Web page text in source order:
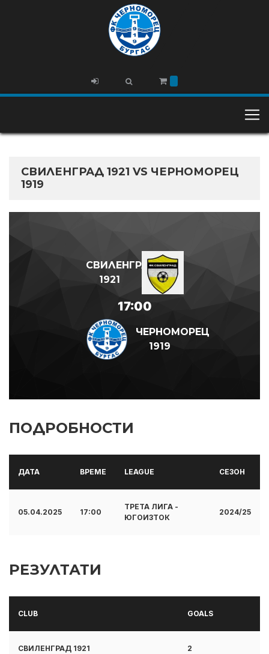
СВИЛЕНГРАД 1921 VS ЧЕРНОМОРЕЦ
1919
СВИЛЕНГРАД
1921
17:00
ЧЕРНОМОРЕЦ
1919
ПОДРОБНОСТИ
ДАТА ВРЕМЕ LEAGUE СЕЗОН
05.04.2025 17:00
ТРЕТА ЛИГА -
ЮГОИЗТОК
2024/25
РЕЗУЛТАТИ
CLUB GOALS
СВИЛЕНГРАД 1921 2